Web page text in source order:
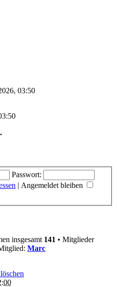
03:50
Passwort:
Angemeldet bleiben
insgesamt 141 • Mitglieder
Marc